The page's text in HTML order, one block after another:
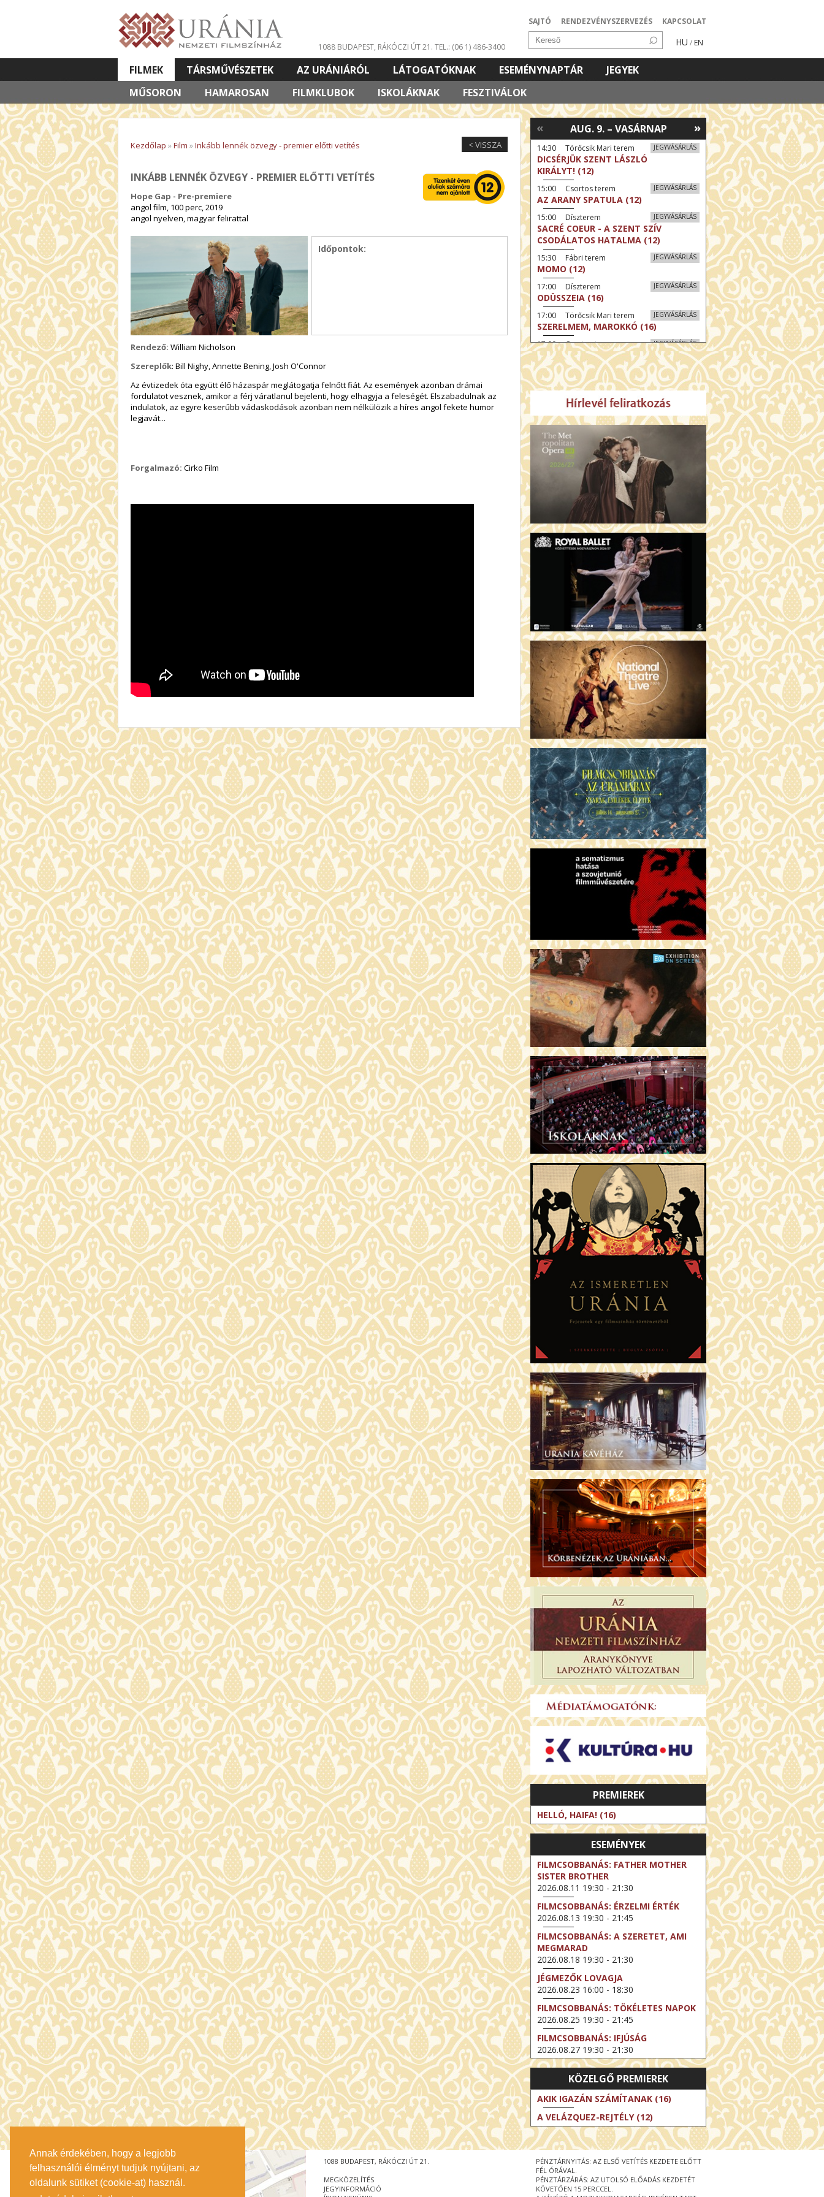
Annak érdekében, hogy a legjobb
felhasználói élményt tudjuk nyújtani, az
oldalunk sütiket (cookie-at) használ.
SAJTÓ RENDEZVÉNYSZERVEZÉS KAPCSOLAT
HU / EN
1088 BUDAPEST, RÁKÓCZI ÚT 21. TEL.: (06 1) 486-3400
FILMEK
MŰSORON
HAMAROSAN FILMKLUBOK ISKOLÁKNAK FESZTIVÁLOK
TÁRSMŰVÉSZETEK AZ URÁNIÁRÓL LÁTOGATÓKNAK ESEMÉNYNAPTÁR
JEGYEK
VETÍTETT KÉPES ELŐADÁSOK
< VISSZA
Kezdőlap »Film »Inkább lennék özvegy - premier előtti vetítés
INKÁBB LENNÉK ÖZVEGY - PREMIER ELŐTTI VETÍTÉS
Hope Gap - Pre-premiere
angol film, 100 perc, 2019
angol nyelven, magyar felirattal
Időpontok:
Rendező: William Nicholson
Szereplők: Bill Nighy, Annette Bening, Josh O'Connor
Az évtizedek óta együtt élő házaspár meglátogatja felnőtt fiát. Az események azonban drámai
fordulatot vesznek, amikor a férj váratlanul bejelenti, hogy elhagyja a feleségét. Elszabadulnak az
indulatok, az egyre keserűbb vádaskodások azonban nem nélkülözik a híres angol fekete humor
legjavát...
Forgalmazó: Cirko Film
»
AUG. 9. – VASÁRNAP
«
JEGYVÁSÁRLÁS
14:30 Törőcsik Mari terem
DICSÉRJÜK SZENT LÁSZLÓ
KIRÁLYT! (12)
JEGYVÁSÁRLÁS
15:00 Csortos terem
AZ ARANY SPATULA (12)
JEGYVÁSÁRLÁS
15:00 Díszterem
SACRÉ COEUR - A SZENT SZÍV
CSODÁLATOS HATALMA (12)
JEGYVÁSÁRLÁS
15:30 Fábri terem
MOMO (12)
JEGYVÁSÁRLÁS
17:00 Díszterem
ODÜSSZEIA (16)
JEGYVÁSÁRLÁS
17:00 Törőcsik Mari terem
SZERELMEM, MAROKKÓ (16)
JEGYVÁSÁRLÁS
17:00 Csortos terem
HELLÓ, HAIFA! (16)
JEGYVÁSÁRLÁS
17:30 Fábri terem
A ZONGORAHANGOLÓ (16)
JEGYVÁSÁRLÁS
19:00 Csortos terem
ARGENTIN TÖRTÉNETEK (16)
19:30 Törőcsik Mari terem
MIKET NEM BESZÉLEK (16)
JEGYVÁSÁRLÁS
20:00 Fábri terem
KESERŰ KARÁCSONY (16)
JEGYVÁSÁRLÁS
20:30 Díszterem
A GYŰLÖLET (16)
PREMIEREK
HELLÓ, HAIFA! (16)
ESEMÉNYEK
FILMCSOBBANÁS: FATHER MOTHER
SISTER BROTHER
2026.08.11 19:30 - 21:30
FILMCSOBBANÁS: ÉRZELMI ÉRTÉK
2026.08.13 19:30 - 21:45
FILMCSOBBANÁS: A SZERETET, AMI
MEGMARAD
2026.08.18 19:30 - 21:30
JÉGMEZŐK LOVAGJA
2026.08.23 16:00 - 18:30
FILMCSOBBANÁS: TÖKÉLETES NAPOK
2026.08.25 19:30 - 21:45
FILMCSOBBANÁS: IFJÚSÁG
2026.08.27 19:30 - 21:30
EXHIBITION ON SCREEN: VINCENT
VAN GOGH - ÚJ LÁTÁSMÓD
2026.08.30 11:00 - 12:30
NT LIVE / DAVID IRELAND: THE FIFTH
STEP
2026.09.01 19:00 - 21:00
BERLIN ELESTE
2026.09.13 16:00 - 19:00
NT LIVE / OSCAR WILDE: THE
IMPORTANCE OF BEING EARNEST
KÖZELGŐ PREMIEREK
AKIK IGAZÁN SZÁMÍTANAK (16)
A VELÁZQUEZ-REJTÉLY (12)
PÉNZTÁRNYITÁS: AZ ELSŐ VETÍTÉS KEZDETE ELŐTT
FÉL ÓRÁVAL.
PÉNZTÁRZÁRÁS: AZ UTOLSÓ ELŐADÁS KEZDETÉT
KÖVETŐEN 15 PERCCEL.
1088 BUDAPEST, RÁKÓCZI ÚT 21.
MEGKÖZELÍTÉS
JEGYINFORMÁCIÓ